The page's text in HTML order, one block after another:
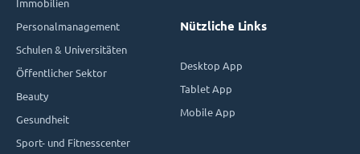
Immobilien
Personalmanagement
Schulen & Universitäten
Öffentlicher Sektor
Beauty
Gesundheit
Sport- und Fitnesscenter
Nützliche Links
Desktop App
Tablet App
Mobile App